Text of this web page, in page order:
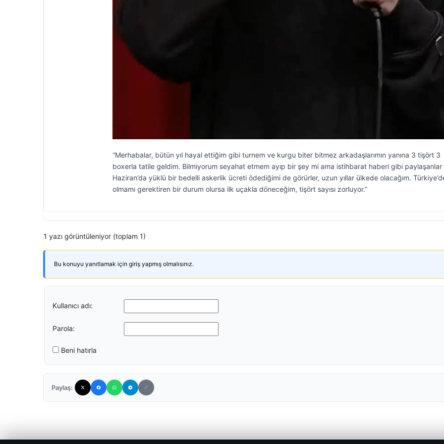
“Merhabalar, bütün yıl hayal ettiğim gibi turnem ve kurgu biter bitmez arkadaşlarımın yanına 3 tişört 3
boxerla tatile geldim. Bilmiyorum seyahat etmem ayıp bir şey mi ama istihbarat haberi gibi paylaşanlar
Haziran’da yüklü bir bedelli askerlik ücreti ödediğimi de görürler, uzun yıllar ülkede olacağım.
olmamı gerektiren bir durum olursa ilk uçakla döneceğim, tişört sayısı zorluyor.”
1 yazı görüntüleniyor (toplam 1)
Bu konuyu yanıtlamak için giriş yapmış olmalısınız.
Kullanıcı adı:
Parola:
Beni hatırla
Paylaş: